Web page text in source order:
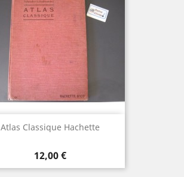
Atlas Classique Hachette
Prix
12,00 €